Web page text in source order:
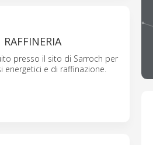
presso il sito di Sarroch per
energetici e di raffinazione.